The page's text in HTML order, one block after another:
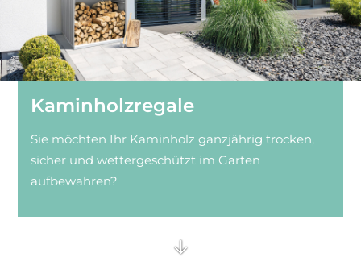
steinau Gerätehäuser
Basic Gerätehäuser
Zubehör
Kaminholzregale
Sie möchten Ihr Kaminholz ganzjährig trocken,
sicher und wettergeschützt im Garten
aufbewahren?